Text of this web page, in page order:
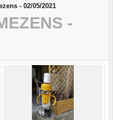
- 02/05/2021
-